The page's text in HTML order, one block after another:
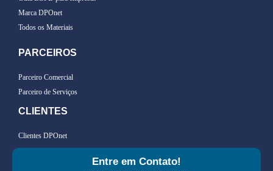
Marca DPOnet
Todos os Materiais
PARCEIROS
Parceiro Comercial
Parceiro de Serviços
CLIENTES
Clientes DPOnet
Entre em Contato!